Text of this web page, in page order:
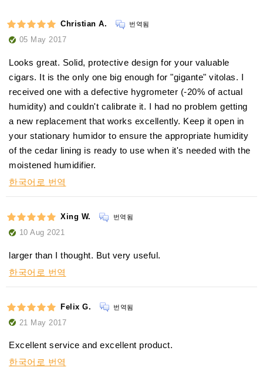
Christian A. 번역됨
05 May 2017
Looks great. Solid, protective design for your valuable
cigars. It is the only one big enough for "gigante" vitolas. I
received one with a defective hygrometer (-20% of actual
humidity) and couldn't calibrate it. I had no problem getting
a new replacement that works excellently. Keep it open in
your stationary humidor to ensure the appropriate humidity
of the cedar lining is ready to use when it's needed with the
moistened humidifier.
한국어로 번역
Xing W. 번역됨
10 Aug 2021
larger than I thought. But very useful.
한국어로 번역
Felix G. 번역됨
21 May 2017
Excellent service and excellent product.
한국어로 번역